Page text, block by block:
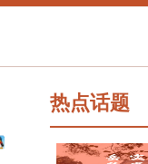
热点话题